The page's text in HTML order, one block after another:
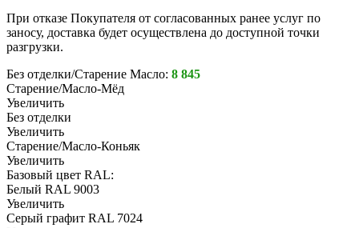
При отказе Покупателя от согласованных ранее услуг по
заносу, доставка будет осуществлена до доступной точки
разгрузки.
Без отделки/Старение Масло: 8 845
Старение/Масло-Мёд
Увеличить
Без отделки
Увеличить
Старение/Масло-Коньяк
Увеличить
Базовый цвет RAL:
Белый RAL 9003
Увеличить
Серый графит RAL 7024